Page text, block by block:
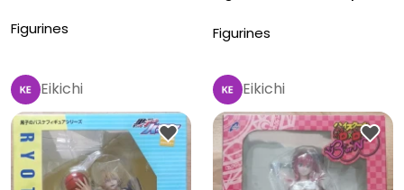
Figurines Figurines
Eikichi Eikichi